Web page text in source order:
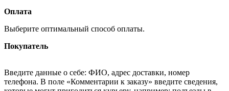
Оплата
Выберите оптимальный способ оплаты.
Покупатель
Введите данные о себе: ФИО, адрес доставки, номер
телефона. В поле «Комментарии к заказу» введите сведения,